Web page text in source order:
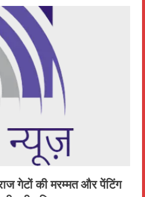
गेटों की मरम्मत और पेंटिंग